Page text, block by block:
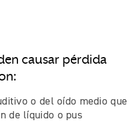
causar pérdida
o del oído medio que
de líquido o pus